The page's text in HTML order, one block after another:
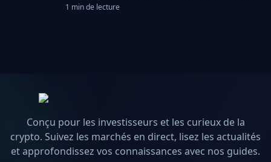
- FXStreet
1 min de lecture
Conçu pour les investisseurs et les curieux de la
crypto. Suivez les marchés en direct, lisez les actualités
et approfondissez vos connaissances avec nos guides.